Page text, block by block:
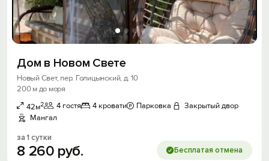
Дом в Новом Свете
Новый Свет, пер. Голицынский, д. 10
200 м до моря
42м2 4 гостя 4 кровати Парковка
Закрытый двор
Мангал
за 1 сутки
8 260 руб. Бесплатая отмена